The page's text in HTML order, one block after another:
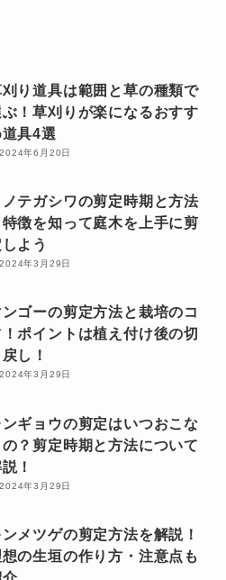
り道具は範囲と草の種類で
！草刈りが楽になるおすす
具4選
2024年6月20日
ノテガシワの剪定時期と方法
特徴を知って庭木を上手に剪
よう
2024年3月29日
ンゴーの剪定方法と栽培のコ
！ポイントは植え付け後の切
戻し！
2024年3月29日
ンギョウの剪定はいつおこな
の？剪定時期と方法について
！
2024年3月29日
ンメツゲの剪定方法を解説！
の生垣の作り方・注意点も